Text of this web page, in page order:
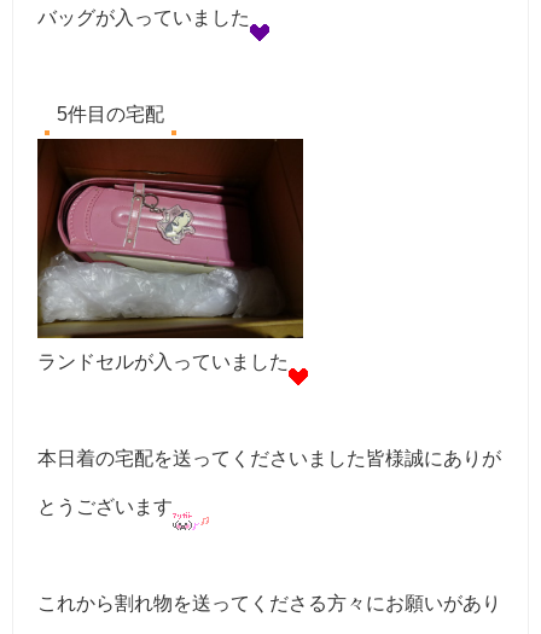
バッグが入っていました
5件目の宅配
ランドセルが入っていました
本日着の宅配を送ってくださいました皆様誠にありが
とうございます
これから割れ物を送ってくださる方々にお願いがあり